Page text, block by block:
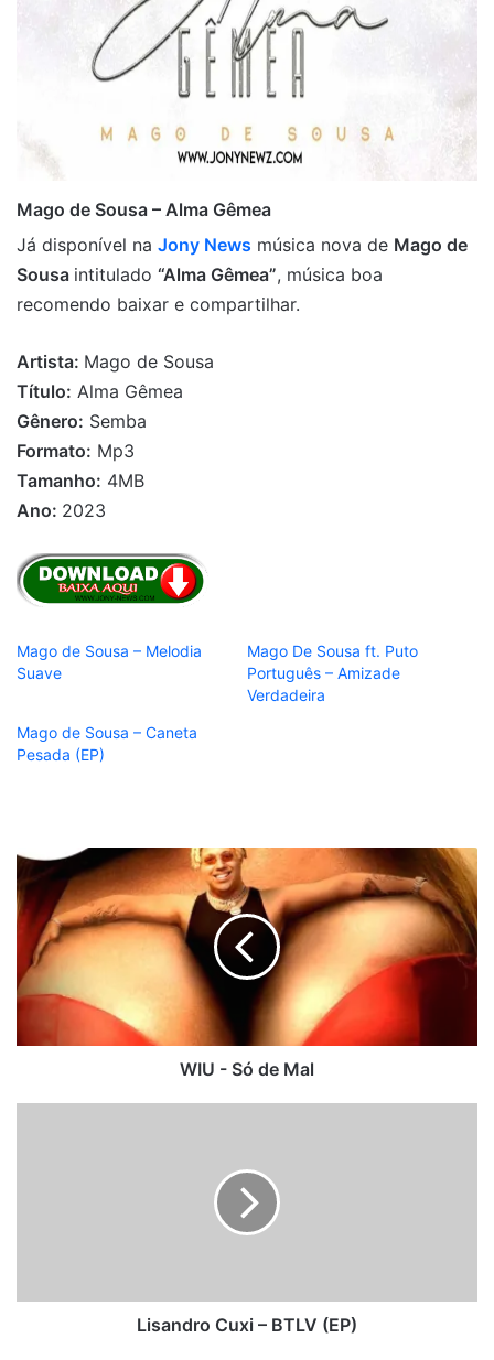
Mago de Sousa – Alma Gêmea
Já disponível na Jony News música nova de Mago de
Sousa intitulado “Alma Gêmea”, música boa
recomendo baixar e compartilhar.
Artista: Mago de Sousa
Título: Alma Gêmea
Gênero: Semba
Formato: Mp3
Tamanho: 4MB
Ano: 2023
Mago de Sousa – Melodia
Suave
Mago De Sousa ft. Puto
Português – Amizade
Verdadeira
Mago de Sousa – Caneta
Pesada (EP)
WIU
-
Só
de
Mal
WIU - Só de Mal
Lisandro Cuxi – BTLV (EP)